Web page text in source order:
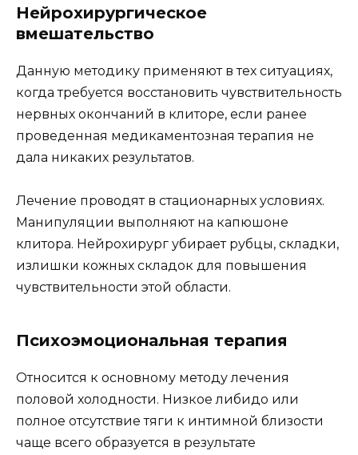
Нейрохирургическое
вмешательство
Данную методику применяют в тех ситуациях,
когда требуется восстановить чувствительность
нервных окончаний в клиторе, если ранее
проведенная медикаментозная терапия не
дала никаких результатов.
Лечение проводят в стационарных условиях.
Манипуляции выполняют на капюшоне
клитора. Нейрохирург убирает рубцы, складки,
излишки кожных складок для повышения
чувствительности этой области.
Психоэмоциональная терапия
Относится к основному методу лечения
половой холодности. Низкое либидо или
полное отсутствие тяги к интимной близости
чаще всего образуется в результате